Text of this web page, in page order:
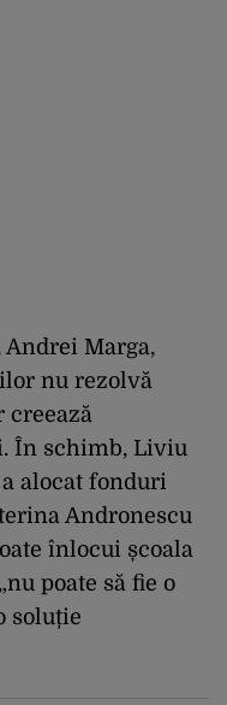
Marga,
nu rezolvă
creează
În schimb, Liviu
alocat fonduri
Andronescu
înlocui școala
poate să fie o
soluție